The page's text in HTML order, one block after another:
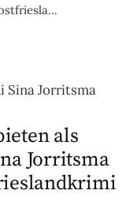
als
Jorritsma